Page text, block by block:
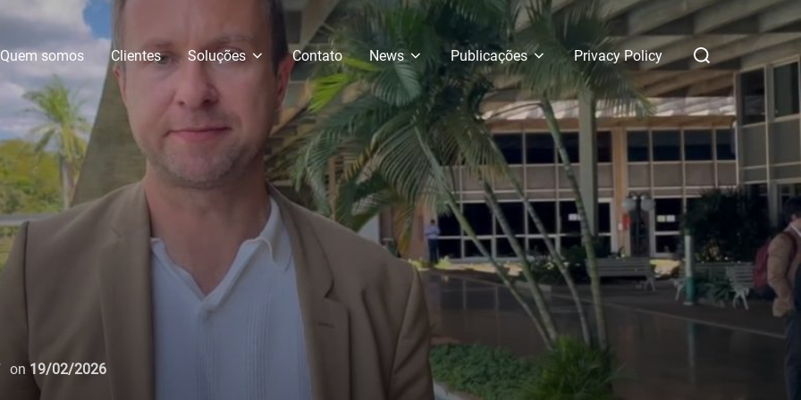
Quem somos Clientes Soluções Contato News Publicações Privacy Policy
Pesquisar
por:
on Postado
em
19/02/2026